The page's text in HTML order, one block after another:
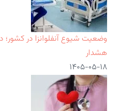
وضعیت شیوع آنفلوانزا در کشور؛
هشدار
۱۴۰۵-۰۵-۱۸